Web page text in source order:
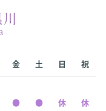
金 土 日 祝